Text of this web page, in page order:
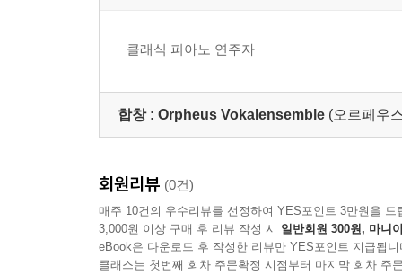
클래식 피아노 연주자
합창 : Orpheus Vokalensemble (오르페우
회원리뷰 (0건)
매주 10건의 우수리뷰를 선정하여 YES포인트 3만원을 드
3,000원 이상 구매 후 리뷰 작성 시 일반회원 300원, 마니
eBook은 다운로드 후 작성한 리뷰만 YES포인트 지급됩니
클래스는 첫번째 회차 주문확정 시점부터 마지막 회차 주